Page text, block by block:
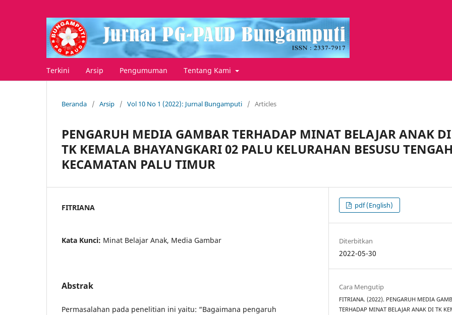
Terkini Arsip Pengumuman Tentang Kami
Beranda / Arsip / Vol 10 No 1 (2022): Jurnal Bungamputi / Articles
PENGARUH MEDIA GAMBAR TERHADAP MINAT BELAJAR ANAK DI
TK KEMALA BHAYANGKARI 02 PALU KELURAHAN BESUSU TENGAH
KECAMATAN PALU TIMUR
FITRIANA
Kata Kunci: Minat Belajar Anak, Media Gambar
Abstrak
Permasalahan pada penelitian ini yaitu: “Bagaimana pengaruh
pdf (English)
Diterbitkan
2022-05-30
Cara Mengutip
FITRIANA. (2022). PENGARUH MEDIA
TERHADAP MINAT BELAJAR ANAK DI TK